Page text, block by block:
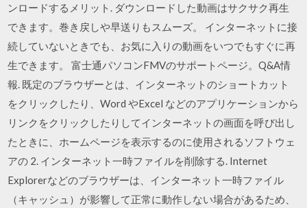
ンロードするメリット. ダウンロードした動画はサクサク再生
できます。巻き戻しや早送りもスムーズ。 インターネットに接
続していないときでも、お気に入りの動画をいつでもすぐに再
生できます。 富士通パソコンFMVのサポートページ。Q&A情
報. 既定のブラウザーとは、インターネットのショートカット
をクリックしたり、Word やExcel などのアプリケーションから
リンクをクリックしたりしてインターネットの画面を呼び出し
たときに、ホームページを表示するのに使用されるソフトウェ
アの 2. インターネット一時ファイルを削除する. Internet
Explorerなどのブラウザーは、インターネット一時ファイル
（キャッシュ）が影響して正常に動作しない場合があるため、